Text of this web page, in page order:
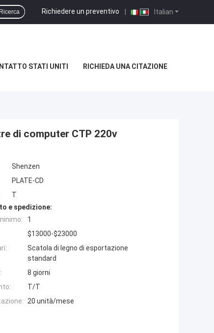
Italian
Richiedere un preventivo |
Ricerca
STATI UNITI RICHIEDA UNA CITAZIONE
di computer CTP 220v
Shenzen
PLATE-CD
T
e spedizione:
1
$13000-$23000
Scatola di legno di esportazione
standard
8 giorni
T/T
20 unità/mese